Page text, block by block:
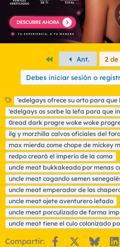
PrimeroAnt. 2 de
Debes iniciar sesión o
E
t
i
q
u
e
t
a
s
'edelgays ofrece su orto para que
'edelgays os sorbe la lefa para que
0read dark progre woke woke
ilg y morzhilla calvos oficiales del foro
max mierda come chope de mickey
redpo creará el imperio de la coma
uncle meat bukkakeado por menas
uncle meat cagando semen
uncle meat emperador de los
uncle meat ojete aventurero lefado
uncle meat porculizado de forma
uncle meat tiene el culo colonizado
Compartir: Facebook